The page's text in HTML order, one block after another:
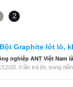
2
Graphite lót lò,
nghiệp ANT Việt Nam
12/20 , 0 lần trả lời, trong